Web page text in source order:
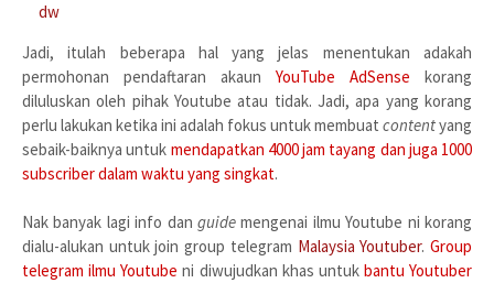
dw
Jadi, itulah beberapa hal yang jelas menentukan adakah
permohonan pendaftaran akaun YouTube AdSense korang
diluluskan oleh pihak Youtube atau tidak. Jadi, apa yang korang
perlu lakukan ketika ini adalah fokus untuk membuat contentyang
sebaik-baiknya untuk mendapatkan 4000 jam tayang dan juga 1000
subscriber dalam waktu yang singkat.
Nak banyak lagi info dan guide mengenai ilmu Youtube ni korang
dialu-alukan untuk join group telegram Malaysia Youtuber.Group
telegram ilmu Youtube ni diwujudkan khas untuk bantu Youtuber